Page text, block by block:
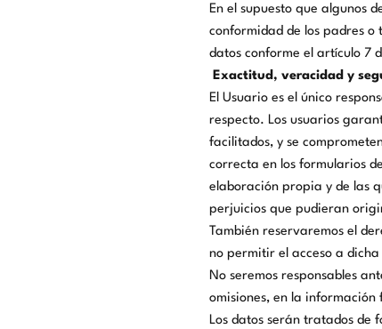
En el supuesto que algunos
conformidad de los padres
datos conforme el artículo 7
Exactitud, veracidad y
El Usuario es el único
respecto. Los usuarios
facilitados, y se
correcta en los formularios
elaboración propia y de las
perjuicios que pudieran
También reservaremos el
no permitir el acceso a
No seremos responsables
omisiones, en la
Los datos serán tratados de